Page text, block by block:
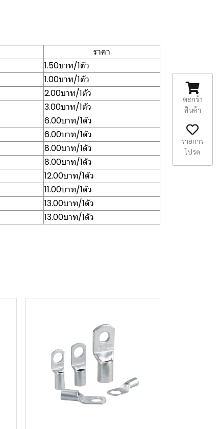
ราคา
1.50บาท/1ตัว
1.00บาท/1ตัว
2.00บาท/1ตัว
3.00บาท/1ตัว
6.00บาท/1ตัว
6.00บาท/1ตัว
8.00บาท/1ตัว
8.00บาท/1ตัว
12.00บาท/1ตัว
11.00บาท/1ตัว
13.00บาท/1ตัว
13.00บาท/1ตัว
ตะกร้า
สินค้า
รายการ
โปรด